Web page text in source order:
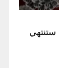
ستنتهي